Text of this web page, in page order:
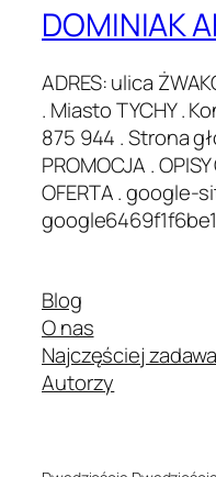
DOMINIAK
ADRES: ulica
. Miasto TYCHY .
875 944 . Strona
PROMOCJA . OPISY
OFERTA . google-
Blog
O nas
Najczęściej
Autorzy